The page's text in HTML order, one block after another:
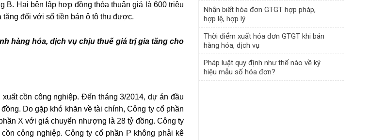
B. Hai bên lập hợp đồng thỏa thuận giá là 600 triệu
tăng đối với số tiền bán ô tô thu được.
hàng hóa, dịch vụ chịu thuế giá trị gia tăngcho
cồn công nghiệp. Đến tháng 3/2014, dự án đầu
Do gặp khó khăn về tài chính, Công ty cổ phần
X với giá chuyển nhượng là 28 tỷ đồng. Công ty
công nghiệp. Công ty cổ phần P không phải kê
Nhận biết hóa đơn GTGT hợp pháp,
hợp lệ, hợp lý
Thời điểm xuất hóa đơn GTGT khi bán
hàng hóa, dịch vụ
Pháp luật quy định như thế nào về ký
hiệu mẫu số hóa đơn?